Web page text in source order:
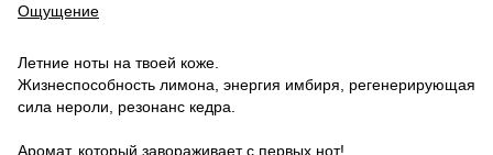
Ощущение
Летние ноты на твоей коже.
Жизнеспособность лимона, энергия имбиря, регенерирующая
сила нероли, резонанс кедра.
Аромат, который завораживает с первых нот!